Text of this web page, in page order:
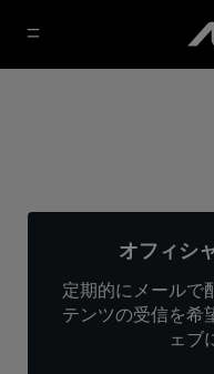
オフィシ
定期的にメールで
テンツの受信を希
ェブ